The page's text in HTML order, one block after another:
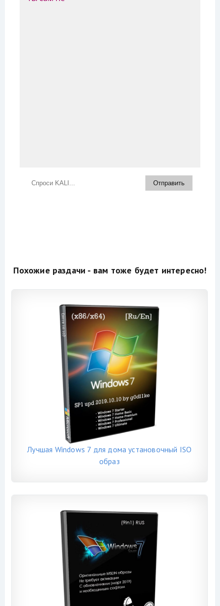
Похожие раздачи - вам тоже будет интересно!
Лучшая Windows 7 для дома установочный ISO
образ